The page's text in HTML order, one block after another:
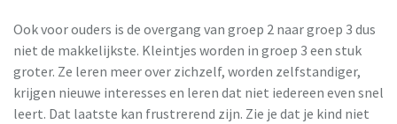
Ook voor ouders is de overgang van groep 2 naar groep 3 dus
niet de makkelijkste. Kleintjes worden in groep 3 een stuk
groter. Ze leren meer over zichzelf, worden zelfstandiger,
krijgen nieuwe interesses en leren dat niet iedereen even snel
leert. Dat laatste kan frustrerend zijn. Zie je dat je kind niet